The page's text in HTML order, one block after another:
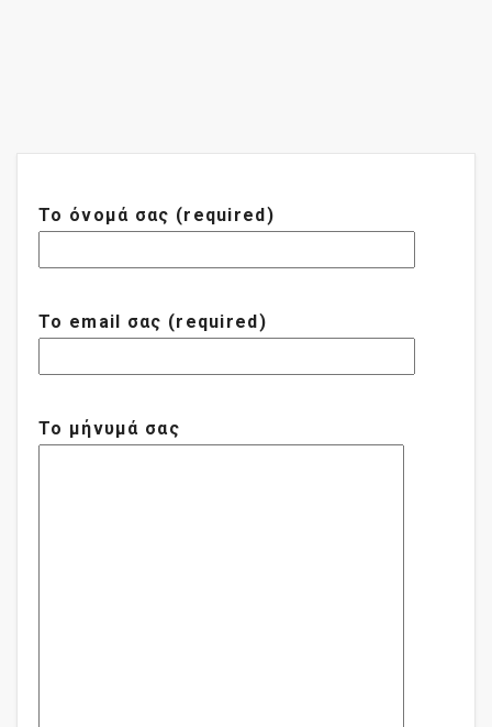
Το όνομά σας (required)
Το email σας (required)
Το μήνυμά σας